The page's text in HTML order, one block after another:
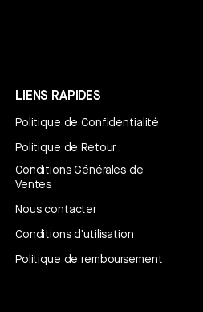
LIENS RAPIDES
Politique de Confidentialité
Politique de Retour
Conditions Générales de
Ventes
Nous contacter
Conditions d'utilisation
Politique de remboursement